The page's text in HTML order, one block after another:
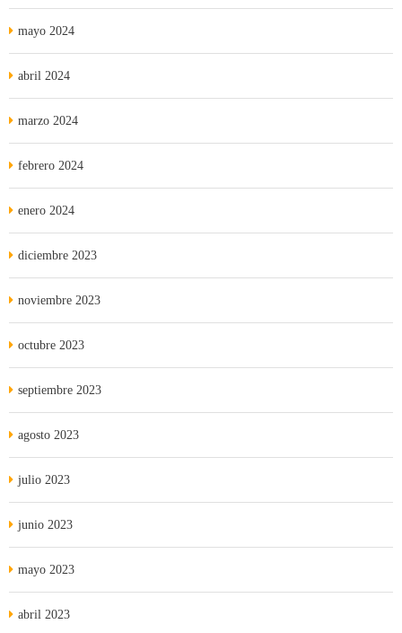
mayo 2024
abril 2024
marzo 2024
febrero 2024
enero 2024
diciembre 2023
noviembre 2023
octubre 2023
septiembre 2023
agosto 2023
julio 2023
junio 2023
mayo 2023
abril 2023